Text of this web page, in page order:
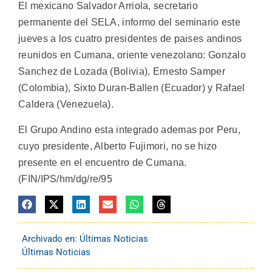
El mexicano Salvador Arriola, secretario
permanente del SELA, informo del seminario este
jueves a los cuatro presidentes de paises andinos
reunidos en Cumana, oriente venezolano: Gonzalo
Sanchez de Lozada (Bolivia), Ernesto Samper
(Colombia), Sixto Duran-Ballen (Ecuador) y Rafael
Caldera (Venezuela).
El Grupo Andino esta integrado ademas por Peru,
cuyo presidente, Alberto Fujimori, no se hizo
presente en el encuentro de Cumana.
(FIN/IPS/hm/dg/re/95
Archivado en: Últimas Noticias
Últimas Noticias